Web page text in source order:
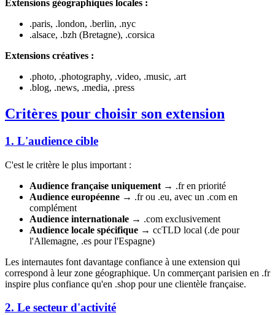
Extensions géographiques locales :
.paris, .london, .berlin, .nyc
.alsace, .bzh (Bretagne), .corsica
Extensions créatives :
.photo, .photography, .video, .music, .art
.blog, .news, .media, .press
Critères pour choisir son extension
1. L'audience cible
C'est le critère le plus important :
Audience française uniquement → .fr en priorité
Audience européenne → .fr ou .eu, avec un .com en
complément
Audience internationale → .com exclusivement
Audience locale spécifique → ccTLD local (.de pour
l'Allemagne, .es pour l'Espagne)
Les internautes font davantage confiance à une extension qui
correspond à leur zone géographique. Un commerçant parisien en .fr
inspire plus confiance qu'en .shop pour une clientèle française.
2. Le secteur d'activité